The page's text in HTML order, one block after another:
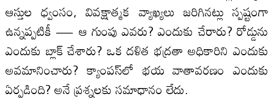
ఆస్తుల ధ్వంసం, వివక్షాత్మక వ్యాఖ్యలు జరిగినట్లు స్పష్టంగా
ఉన్నప్పటికీ — ఆ గుంపు ఎవరు? ఎందుకు చేరారు? రోడ్డును
ఎందుకు బ్లాక్ చేశారు? ఒక దళిత భద్రతా అధికారిని ఎందుకు
అవమానించారు? క్యాంపస్‌లో భయ వాతావరణం ఎందుకు
ఏర్పడింది? అనే ప్రశ్నలకు సమాధానం లేదు.